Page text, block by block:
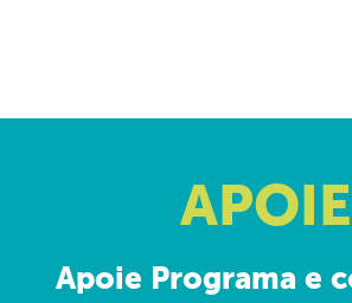
APOIE
Apoie Programa e